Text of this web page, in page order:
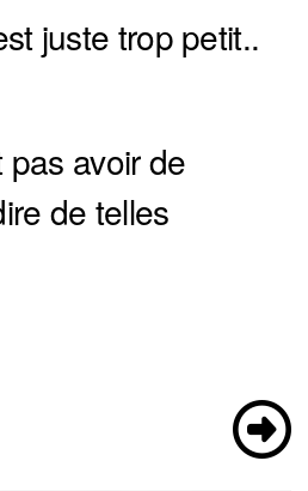
juste trop petit..
pas avoir de
de telles